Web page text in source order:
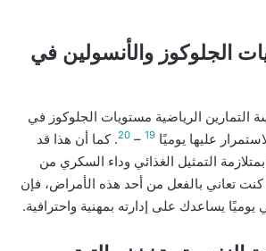
الجلوكوز والأنسولين في
الرياضية مستويات الجلوكوز في
عليها يوميًا 19
–
20. كما أن هذا قد
التمثيل الغذائي وداء السكري من
كنت تعاني بالفعل من أحد هذه الأمراض، فإن
يساعدك على إدارته بمهنية واحترافية.